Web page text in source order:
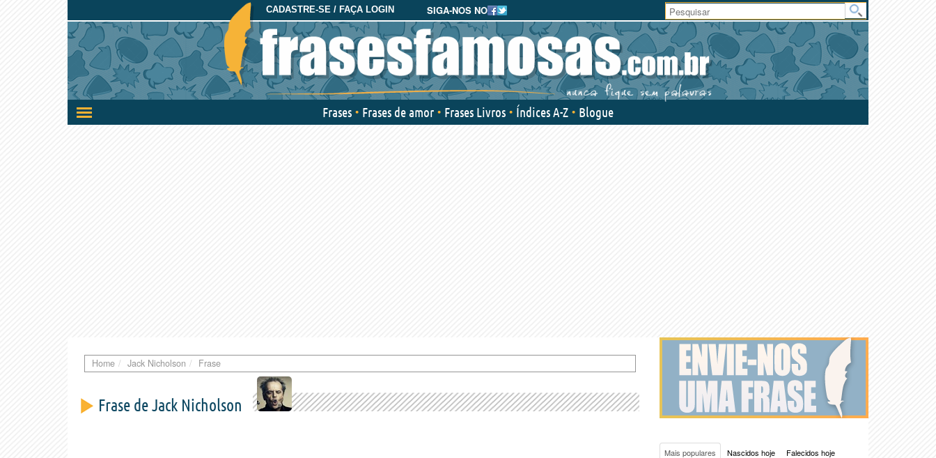
SIGA-NOS NO
CADASTRE-SE / FAÇA LOGIN
Ativar/desativar
a
Área
do
Usuário
Frases Frases de amor Frases Livros Índices A-Z Blogue
Home Jack Nicholson Frase
Frase de Jack Nicholson
Mais populares Nascidos hoje Falecidos hoje